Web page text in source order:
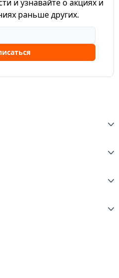
и узнавайте о акциях и
раньше других.